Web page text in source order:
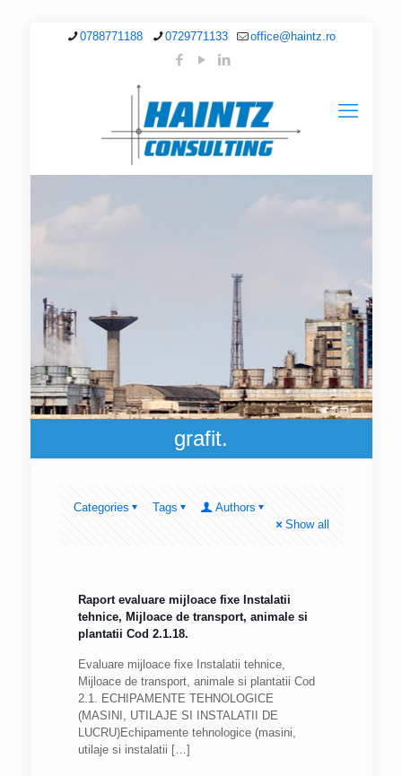
0788771188 0729771133 office@haintz.ro
grafit.
Categories Tags
Authors
Show all
Raport evaluare mijloace fixe Instalatii
tehnice, Mijloace de transport, animale si
plantatii Cod 2.1.18.
Evaluare mijloace fixe Instalatii tehnice,
Mijloace de transport, animale si plantatii Cod
2.1. ECHIPAMENTE TEHNOLOGICE
(MASINI, UTILAJE SI INSTALATII DE
LUCRU)Echipamente tehnologice (masini,
utilaje si instalatii […]